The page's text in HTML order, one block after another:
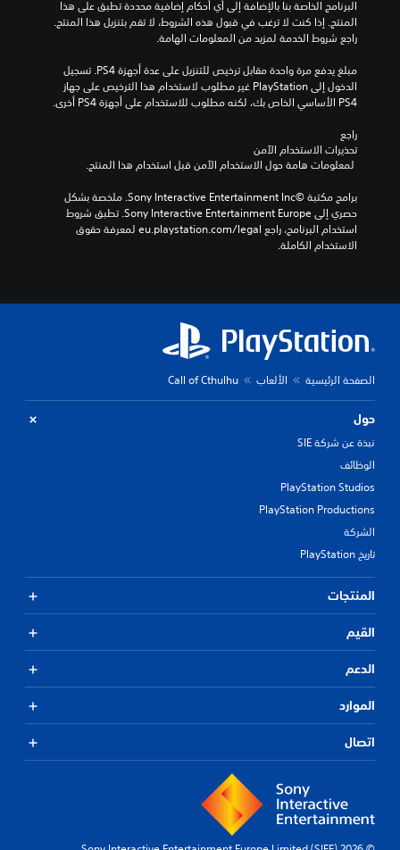
راجع شروط الخدمة لمزيد من المعلومات الهامة.
PS4 الأساسي الخاص بك، لكنه مطلوب للاستخدام على أجهزة PS4 أخرى.
راجع
تحذيرات الاستخدام الآمن
الاستخدام الكاملة.
الصفحة الرئيسية الألعاب Call of Cthulhu
حول
نبذة عن شركة SIE
الوظائف
PlayStation Studios
PlayStation Productions
الشركة
تاريخ PlayStation
المنتجات
القيم
الدعم
الموارد
اتصال